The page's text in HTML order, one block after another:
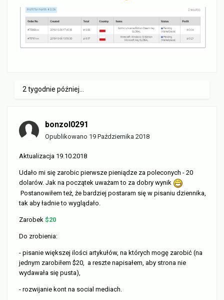
2 tygodnie później...
bonzol0291
Opublikowano 19 Października 2018
Aktualizacja 19.10.2018
Udało mi się zarobic pierwsze pieniądze za poleconych - 20
dolarów. Jak na początek uważam to za dobry wynik
Postanowiłem też, że bardziej postaram się w pisaniu dziennika,
tak aby ładnie to wyglądało.
Zarobek $20
Do zrobienia:
- pisanie większej ilości artykułów, na których mogę zarobić (na
jednym zarobiłem $20, a reszte napisałem, aby strona nie
wydawała się pusta),
- rozwijanie kont na social mediach.